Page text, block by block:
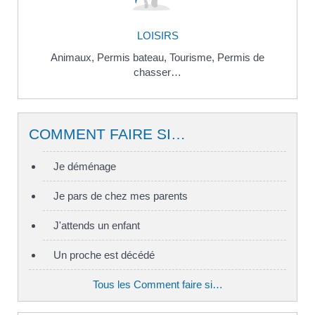
LOISIRS
Animaux, Permis bateau, Tourisme, Permis de
chasser…
COMMENT FAIRE SI…
Je déménage
Je pars de chez mes parents
J'attends un enfant
Un proche est décédé
Tous les Comment faire si…